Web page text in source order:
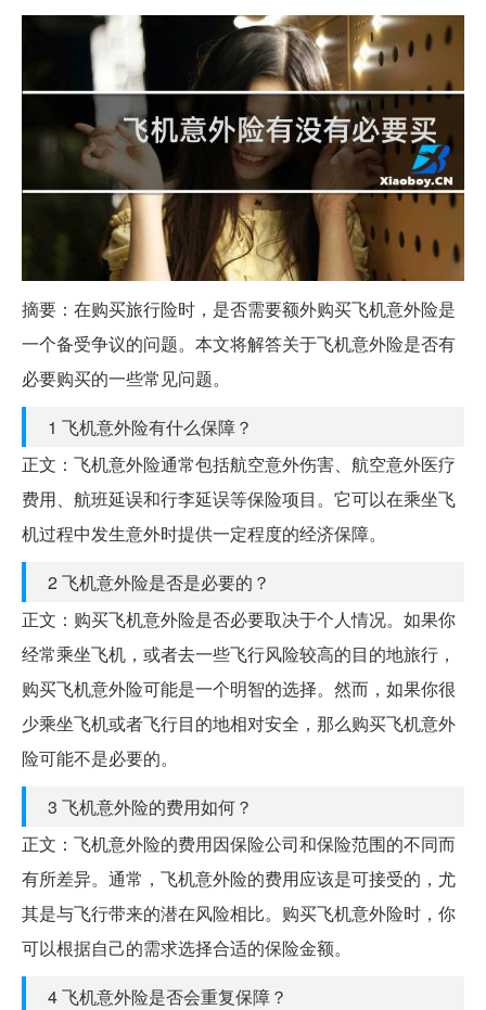
摘要：在购买旅行险时，是否需要额外购买飞机意外险是
一个备受争议的问题。本文将解答关于飞机意外险是否有
必要购买的一些常见问题。
1 飞机意外险有什么保障？
正文：飞机意外险通常包括航空意外伤害、航空意外医疗
费用、航班延误和行李延误等保险项目。它可以在乘坐飞
机过程中发生意外时提供一定程度的经济保障。
2 飞机意外险是否是必要的？
正文：购买飞机意外险是否必要取决于个人情况。如果你
经常乘坐飞机，或者去一些飞行风险较高的目的地旅行，
购买飞机意外险可能是一个明智的选择。然而，如果你很
少乘坐飞机或者飞行目的地相对安全，那么购买飞机意外
险可能不是必要的。
3 飞机意外险的费用如何？
正文：飞机意外险的费用因保险公司和保险范围的不同而
有所差异。通常，飞机意外险的费用应该是可接受的，尤
其是与飞行带来的潜在风险相比。购买飞机意外险时，你
可以根据自己的需求选择合适的保险金额。
4 飞机意外险是否会重复保障？